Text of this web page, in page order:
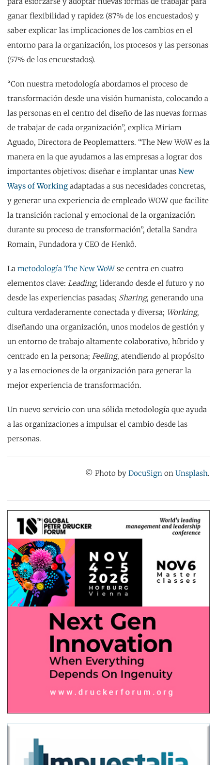
ganar flexibilidad y rapidez (87% de los encuestados) y
saber explicar las implicaciones de los cambios en el
entorno para la organización, los procesos y las personas
(57% de los encuestados).
“Con nuestra metodología abordamos el proceso de
transformación desde una visión humanista, colocando a
las personas en el centro del diseño de las nuevas formas
de trabajar de cada organización”, explica Miriam
Aguado, Directora de Peoplematters. “The New WoW es la
manera en la que ayudamos a las empresas a lograr dos
importantes objetivos: diseñar e implantar unas New
Ways of Working adaptadas a sus necesidades concretas,
y generar una experiencia de empleado WOW que facilite
la transición racional y emocional de la organización
durante su proceso de transformación”, detalla Sandra
Romain, Fundadora y CEO de Henkô.
La metodología The New WoW se centra en cuatro
elementos clave: Leading, liderando desde el futuro y no
desde las experiencias pasadas; Sharing, generando una
cultura verdaderamente conectada y diversa; Working,
diseñando una organización, unos modelos de gestión y
un entorno de trabajo altamente colaborativo, híbrido y
centrado en la persona; Feeling, atendiendo al propósito
y a las emociones de la organización para generar la
mejor experiencia de transformación.
Un nuevo servicio con una sólida metodología que ayuda
a las organizaciones a impulsar el cambio desde las
personas.
© Photo by DocuSign on Unsplash.